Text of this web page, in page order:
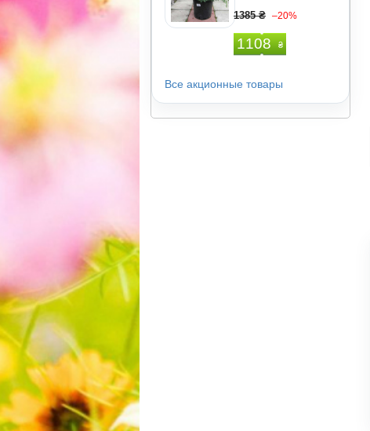
1385 ₴ –20%
1108 ₴
Все акционные товары